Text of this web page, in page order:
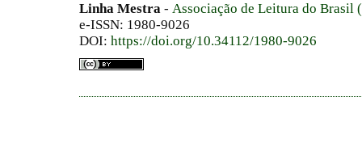
Linha Mestra - Associação de Leitura do Brasil
e-ISSN: 1980-9026
DOI: https://doi.org/10.34112/1980-9026